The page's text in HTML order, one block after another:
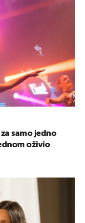
samo jedno
oživio